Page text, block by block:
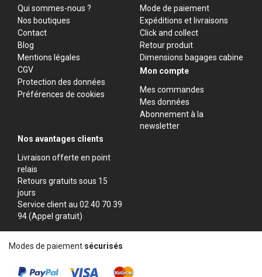
Qui sommes-nous ?
Nos boutiques
Contact
Blog
Mentions légales
CGV
Protection des données
Préférences de cookies
Mode de paiement
Expéditions et livraisons
Click and collect
Retour produit
Dimensions bagages cabine
Mon compte
Mes commandes
Mes données
Abonnement à la
newsletter
Nos avantages clients
Livraison offerte en point
relais
Retours gratuits sous 15
jours
Service client au 02 40 70 39
94 (Appel gratuit)
Modes de paiement sécurisés